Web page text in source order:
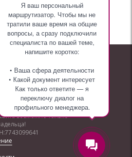
Я ваш персональный
маршрутизатор. Чтобы мы не
тратили ваше время на общие
вопросы, а сразу подключили
специалиста по вашей теме,
напишите коротко:
• Ваша сфера деятельности
• Какой документ интересует
Как только ответите — я
переключу диалог на
профильного менеджера.
Консалтинг»
возможно только